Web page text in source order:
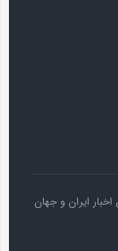
ایران و جهان